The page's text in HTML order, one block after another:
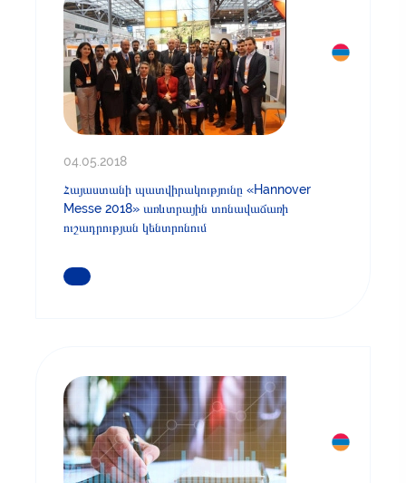
04.05.2018
Հայաստանի պատվիրակությունը «Hannover
Messe 2018» առևտրային տոնավաճառի
ուշադրության կենտրոնում
ԿԱՐԴԱՑԵՔ ԱՎԵԼԻՆ